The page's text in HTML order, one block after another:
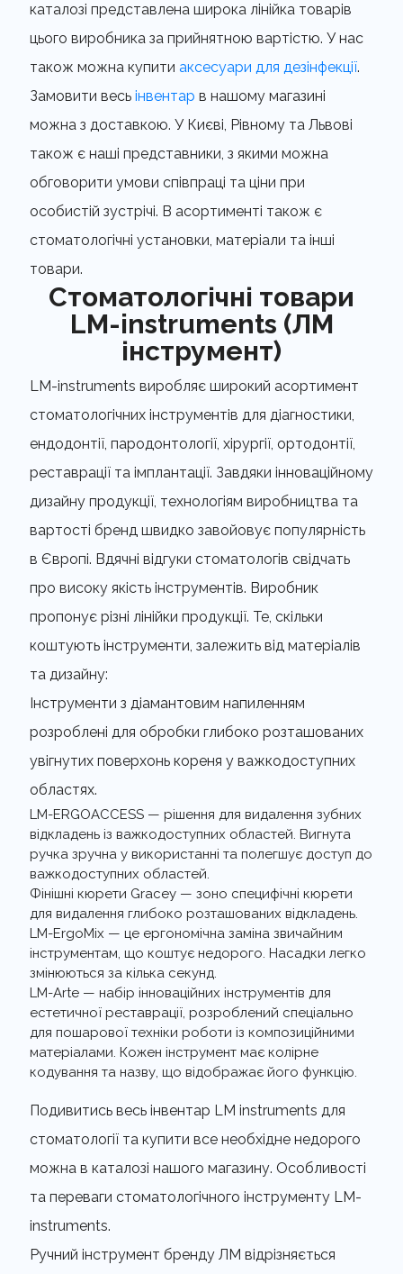
каталозі представлена широка лінійка товарів
цього виробника за прийнятною вартістю. У нас
також можна купити аксесуари для дезінфекції.
Замовити весь інвентар в нашому магазині
можна з доставкою. У Києві, Рівному та Львові
також є наші представники, з якими можна
обговорити умови співпраці та ціни при
особистій зустрічі. В асортименті також є
стоматологічні установки, матеріали та інші
товари.
Стоматологічні товари
LM-instruments (ЛМ
інструмент)
LM-instruments виробляє широкий асортимент
стоматологічних інструментів для діагностики,
ендодонтії, пародонтології, хірургії, ортодонтії,
реставрації та імплантації. Завдяки інноваційному
дизайну продукції, технологіям виробництва та
вартості бренд швидко завойовує популярність
в Європі. Вдячні відгуки стоматологів свідчать
про високу якість інструментів. Виробник
пропонує різні лінійки продукції. Те, скільки
коштують інструменти, залежить від матеріалів
та дизайну:
Інструменти з діамантовим напиленням
розроблені для обробки глибоко розташованих
увігнутих поверхонь кореня у важкодоступних
областях.
LM-ERGOACCESS — рішення для видалення зубних
відкладень із важкодоступних областей. Вигнута
ручка зручна у використанні та полегшує доступ до
важкодоступних областей.
Фінішні кюрети Gracey — зоно специфічні кюрети
для видалення глибоко розташованих відкладень.
LM-ErgoMix — це ергономічна заміна звичайним
інструментам, що коштує недорого. Насадки легко
змінюються за кілька секунд.
LM-Arte — набір інноваційних інструментів для
естетичної реставрації, розроблений спеціально
для пошарової техніки роботи із композиційними
матеріалами. Кожен інструмент має колірне
кодування та назву, що відображає його функцію.
Подивитись весь інвентар LM instruments для
стоматології та купити все необхідне недорого
можна в каталозі нашого магазину. Особливості
та переваги стоматологічного інструменту LM-
instruments.
Ручний інструмент бренду ЛМ відрізняється